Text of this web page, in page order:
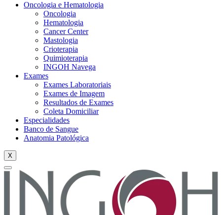
Oncologia e Hematologia
Oncologia
Hematologia
Cancer Center
Mastologia
Crioterapia
Quimioterapia
INGOH Navega
Exames
Exames Laboratoriais
Exames de Imagem
Resultados de Exames
Coleta Domiciliar
Especialidades
Banco de Sangue
Anatomia Patológica
X